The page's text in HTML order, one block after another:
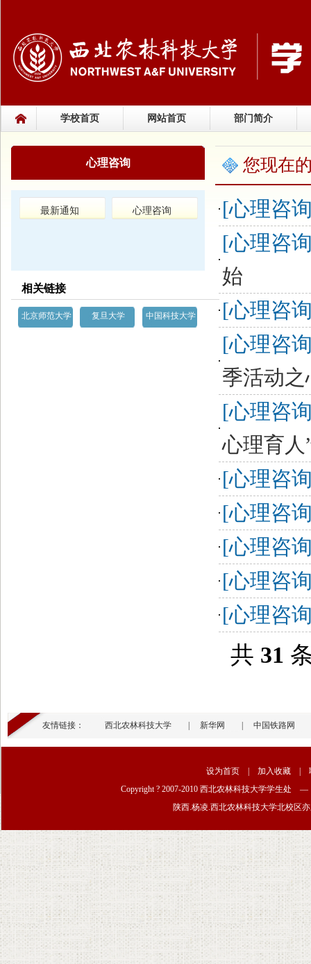
学校首页 网站首页 部门简介
心理咨询
最新通知 心理咨询
相关链接
北京师范大学 复旦大学 中国科技大学
您现在
[心理咨
[心理咨
始
[心理咨
[心理咨
季活动
[心理咨
心理育人
[心理咨
[心理咨
[心理咨
[心理咨
[心理咨
共 31
友情链接： 西北农林科技大学 新华网 中国铁路网
设为首页 加入收藏
Copyright ? 2007-2010 西北农林科技大学学生
陕西.杨凌.西北农林科技大学北校